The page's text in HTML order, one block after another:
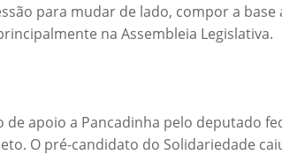
para mudar de lado, compor a base
na Assembleia Legislativa.
de apoio a Pancadinha pelo deputado
O pré-candidato do Solidariedade